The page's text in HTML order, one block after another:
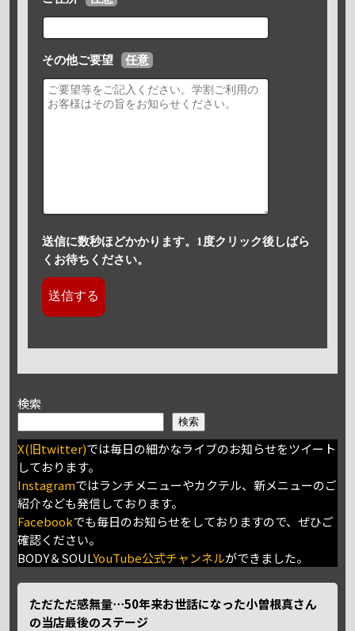
その他ご要望 任意
送信に数秒ほどかかります。1度クリック後しばら
くお待ちください。
検索
検索
X(旧twitter)では毎日の細かなライブのお知らせをツイート
しております。
Instagramではランチメニューやカクテル、新メニューのご
紹介なども発信しております。
Facebookでも毎日のお知らせをしておりますので、ぜひご
確認ください。
BODY＆SOULYouTube公式チャンネルができました。
ただただ感無量⋯50年来お世話になった小曽根真さん
の当店最後のステージ